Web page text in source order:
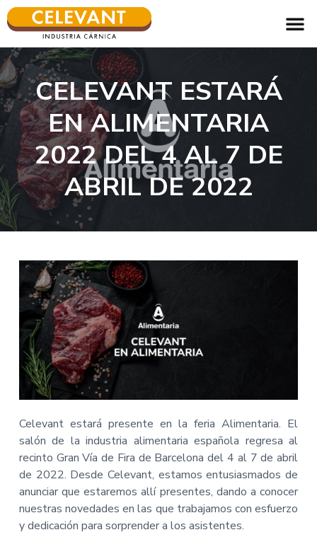
CELEVANT ESTARÁ
EN ALIMENTARIA
2022 DEL 4 AL 7 DE
ABRIL DE 2022
Celevant estará presente en la feria Alimentaria. El
salón de la industria alimentaria española regresa al
recinto Gran Vía de Fira de Barcelona del 4 al 7 de abril
de 2022. Desde Celevant, estamos entusiasmados de
anunciar que estaremos allí presentes, dando a conocer
nuestras novedades en las que trabajamos con esfuerzo
y dedicación para sorprender a los asistentes.